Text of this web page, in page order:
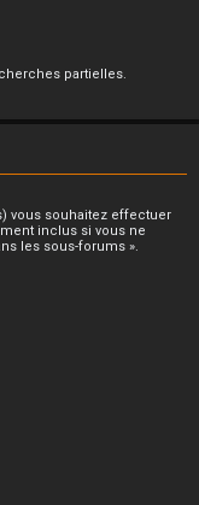
partielles.
vous souhaitez effectuer
inclus si vous ne
les sous-forums ».